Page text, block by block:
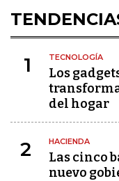
1 TECNOLOGÍA
Los
del hogar
2 HACIENDA
Las cinco
nuevo